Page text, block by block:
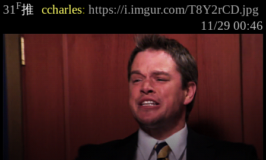
31F推 ccharles: https://i.imgur.com/T8Y2rCD.jpg